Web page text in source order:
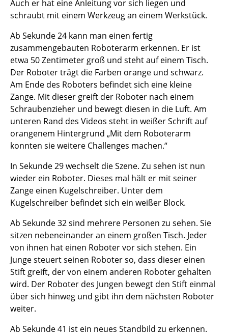
Auch er hat eine Anleitung vor sich liegen und
schraubt mit einem Werkzeug an einem Werkstück.
Ab Sekunde 24 kann man einen fertig
zusammengebauten Roboterarm erkennen. Er ist
etwa 50 Zentimeter groß und steht auf einem Tisch.
Der Roboter trägt die Farben orange und schwarz.
Am Ende des Roboters befindet sich eine kleine
Zange. Mit dieser greift der Roboter nach einem
Schraubenzieher und bewegt diesen in die Luft. Am
unteren Rand des Videos steht in weißer Schrift auf
orangenem Hintergrund „Mit dem Roboterarm
konnten sie weitere Challenges machen.“
In Sekunde 29 wechselt die Szene. Zu sehen ist nun
wieder ein Roboter. Dieses mal hält er mit seiner
Zange einen Kugelschreiber. Unter dem
Kugelschreiber befindet sich ein weißer Block.
Ab Sekunde 32 sind mehrere Personen zu sehen. Sie
sitzen nebeneinander an einem großen Tisch. Jeder
von ihnen hat einen Roboter vor sich stehen. Ein
Junge steuert seinen Roboter so, dass dieser einen
Stift greift, der von einem anderen Roboter gehalten
wird. Der Roboter des Jungen bewegt den Stift einmal
über sich hinweg und gibt ihn dem nächsten Roboter
weiter.
Ab Sekunde 41 ist ein neues Standbild zu erkennen.